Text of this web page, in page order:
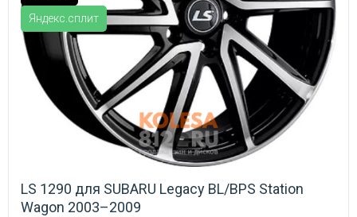
Яндекс.сплит
LS 1290 для SUBARU Legacy BL/BPS Station
Wagon 2003–2009